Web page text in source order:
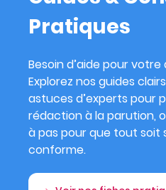
Pratiques
Besoin d’aide pour
Explorez nos guides
astuces d’experts pour
rédaction à la parution,
à pas pour que tout soit
conforme.